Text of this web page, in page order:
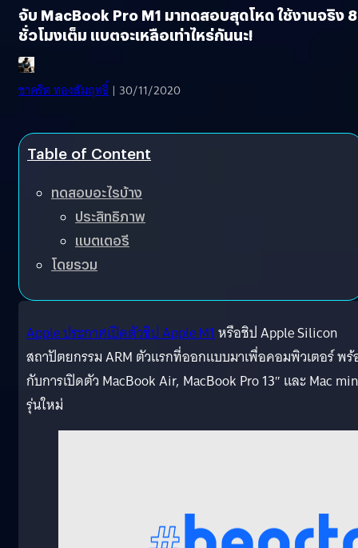
จับ MacBook Pro M1 มาทดสอบสุดโหด ใช้งานจริง 8
ชั่วโมงเต็ม แบตจะเหลือเท่าไหร่กันนะ!
ชาคริต ทองสัมฤทธิ์ | 30/11/2020
Table of Content
ทดสอบอะไรบ้าง
ประสิทธิภาพ
แบตเตอรี
โดยรวม
Apple ประกาศเปิดตัวชิป Apple M1หรือชิป Apple Silicon
สถาปัตยกรรม ARM ตัวแรกที่ออกแบบมาเพื่อคอมพิวเตอร์ พ
กับการเปิดตัว MacBook Air, MacBook Pro 13″ และ Mac
รุ่นใหม่